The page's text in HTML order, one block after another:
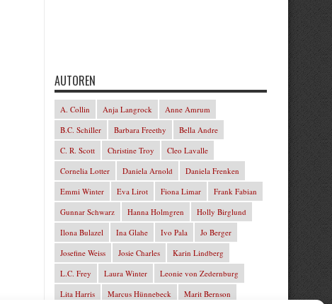
AUTOREN
A. Collin Anja Langrock
Anne Amrum
B.C. Schiller
Barbara Freethy
Bella Andre
C. R. Scott
Christine Troy
Cleo Lavalle
Cornelia Lotter
Daniela Arnold
Daniela Frenken
Emmi Winter
Eva Lirot Fiona Limar
Frank Fabian
Gunnar Schwarz
Hanna Holmgren
Holly Birglund
Ilona Bulazel
Ina Glahe Ivo Pala
Jo Berger
Josefine Weiss
Josie Charles
Karin Lindberg
L.C. Frey
Laura Winter
Leonie von Zedernburg
Lita Harris
Marcus Hünnebeck Marit Bernson